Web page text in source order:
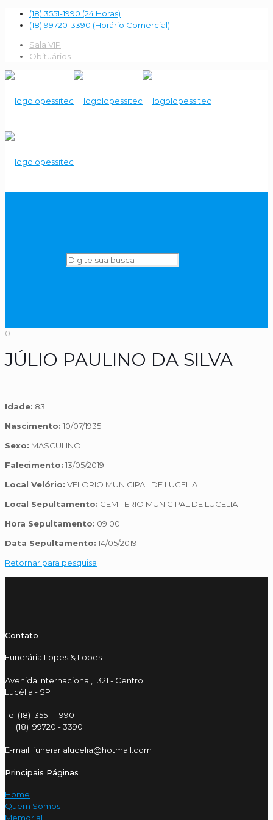
(18) 3551-1990 (24 Horas)
(18) 99720-3390 (Horário Comercial)
Sala VIP
Obituários
0
JÚLIO PAULINO DA SILVA
Idade: 83
Nascimento: 10/07/1935
Sexo: MASCULINO
Falecimento: 13/05/2019
Local Velório: VELORIO MUNICIPAL DE LUCELIA
Local Sepultamento: CEMITERIO MUNICIPAL DE LUCELIA
Hora Sepultamento: 09:00
Data Sepultamento: 14/05/2019
Retornar para pesquisa
Contato
Funerária Lopes & Lopes
Avenida Internacional, 1321 - Centro
Lucélia - SP
Tel (18) 3551 - 1990
(18) 99720 - 3390
E-mail: funerarialucelia@hotmail.com
Principais Páginas
Home
Quem Somos
Memorial